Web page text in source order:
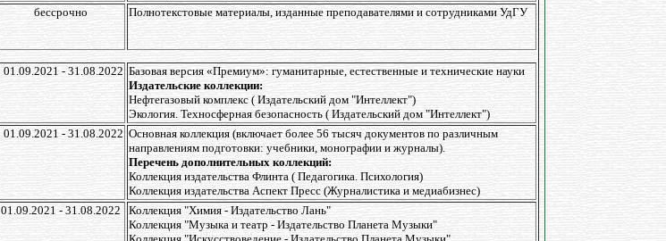
бессрочно Полнотекстовые материалы, изданные преподавателями и сотрудниками УдГУ
01.09.2021 - 31.08.2022 Базовая версия «Премиум»: гуманитарные, естественные и технические науки
Издательские коллекции:
Нефтегазовый комплекс ( Издательский дом "Интеллект")
Экология. Техносферная безопасность ( Издательский дом "Интеллект")
01.09.2021 - 31.08.2022 Основная коллекция (включает более 56 тысяч документов по различным
направлениям подготовки: учебники, монографии и журналы).
Перечень дополнительных коллекций:
Коллекция издательства Флинта ( Педагогика. Психология)
Коллекция издательства Аспект Пресс (Журналистика и медиабизнес)
01.09.2021 - 31.08.2022
Коллекция "Химия - Издательство Лань"
Коллекция "Музыка и театр - Издательство Планета Музыки"